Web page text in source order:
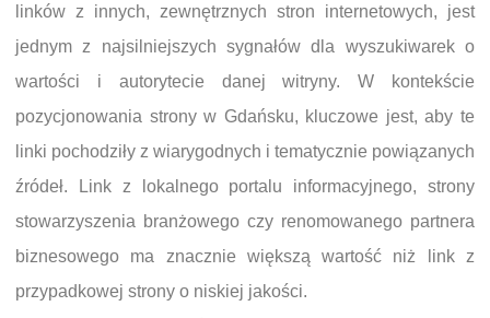
linków z innych, zewnętrznych stron internetowych, jest
jednym z najsilniejszych sygnałów dla wyszukiwarek o
wartości i autorytecie danej witryny. W kontekście
pozycjonowania strony w Gdańsku, kluczowe jest, aby te
linki pochodziły z wiarygodnych i tematycznie powiązanych
źródeł. Link z lokalnego portalu informacyjnego, strony
stowarzyszenia branżowego czy renomowanego partnera
biznesowego ma znacznie większą wartość niż link z
przypadkowej strony o niskiej jakości.